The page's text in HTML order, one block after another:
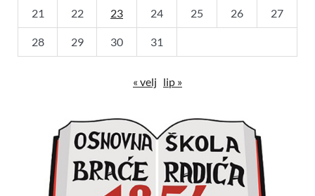
21 22 23 24 25 26 27
28 29 30 31
« velj lip »